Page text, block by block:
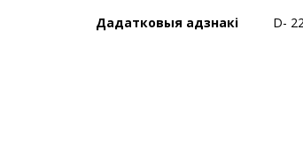
Дадатковыя адзнакі D-